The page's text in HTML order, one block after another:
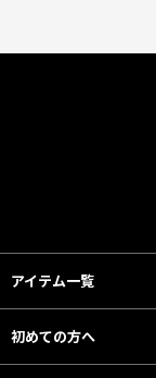
アイテム一覧
初めての方へ